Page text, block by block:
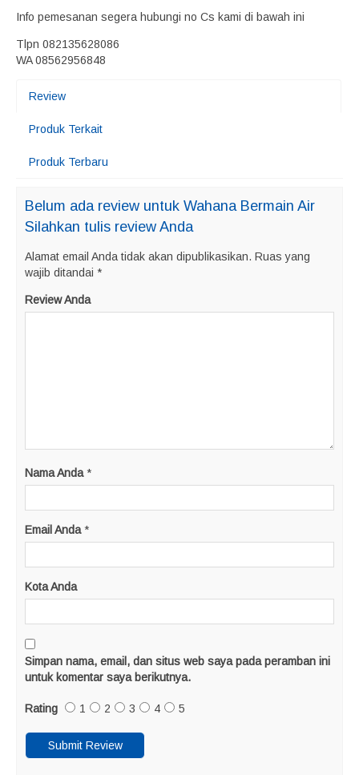
Info pemesanan segera hubungi no Cs kami di bawah ini
Tlpn 082135628086
WA 08562956848
Review
Produk Terkait
Produk Terbaru
Belum ada review untuk Wahana Bermain Air
Silahkan tulis review Anda
Alamat email Anda tidak akan dipublikasikan. Ruas yang
wajib ditandai *
Review Anda
Nama Anda *
Email Anda *
Kota Anda
Simpan nama, email, dan situs web saya pada peramban ini
untuk komentar saya berikutnya.
Rating 1 2 3 4 5